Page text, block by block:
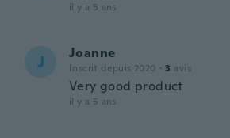
il y a 5 ans
J Joanne
Inscrit depuis 2020 · 3 avis
Very good product
il y a 5 ans